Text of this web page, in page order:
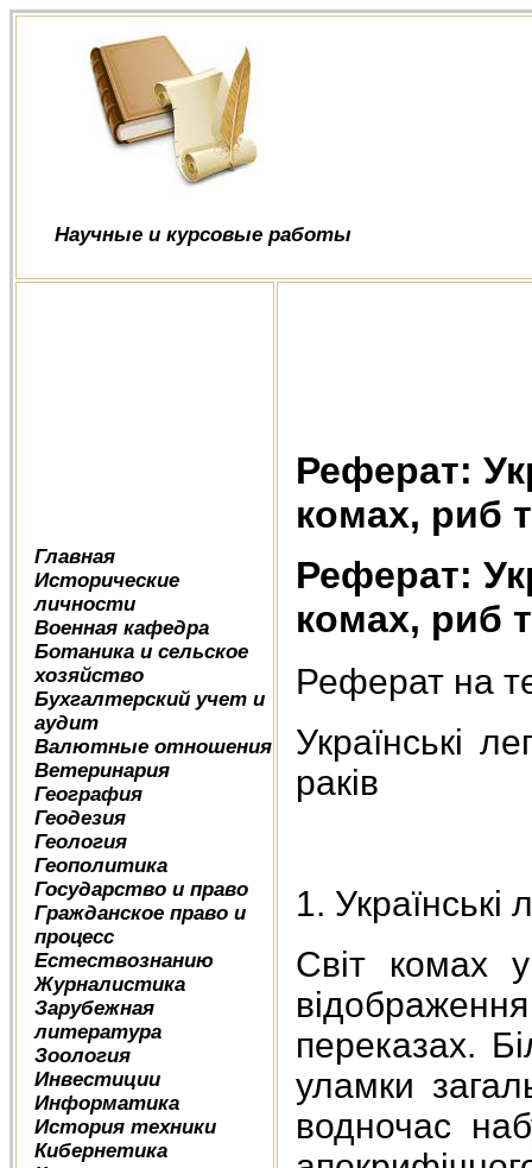
Научные и курсовые работы
Главная
Исторические
личности
Военная кафедра
Ботаника и сельское
хозяйство
Бухгалтерский учет и
аудит
Валютные отношения
Ветеринария
География
Геодезия
Геология
Геополитика
Государство и право
Гражданское право и
процесс
Естествознанию
Журналистика
Зарубежная
литература
Зоология
Инвестиции
Информатика
История техники
Кибернетика
Реферат:
комах, риб
Реферат:
комах, риб
Реферат на
Українські
раків
1.
Світ комах
переказах.
уламки
водночас